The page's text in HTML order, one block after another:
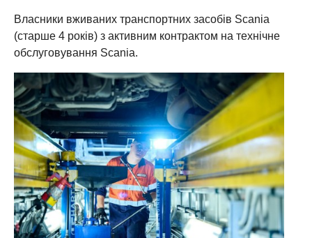
Власники вживаних транспортних засобів Scania
(старше 4 років) з активним контрактом на технічне
обслуговування Scania.